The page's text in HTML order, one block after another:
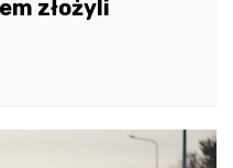
złożyli